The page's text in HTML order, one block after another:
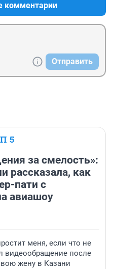
комментарии
Отправить
5
за смелость»:
рассказала, как
пати с
авиашоу
меня, если что не
видеообращение после
жену в Казани